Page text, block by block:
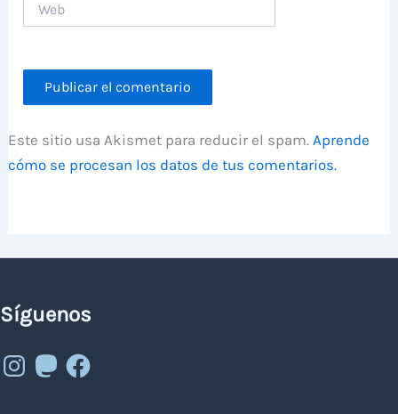
Este sitio usa Akismet para reducir el spam.Aprende
cómo se procesan los datos de tus comentarios.
Síguenos
Instagram
MastodonFacebook